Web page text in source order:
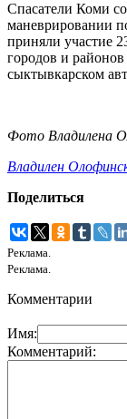
Спасатели Коми
маневрировании
приняли участие
городов и районов
сыктывкарском
Фото Владилена
Владилен
Поделиться
Реклама.
Реклама.
Комментарии
Имя:
Комментарий: